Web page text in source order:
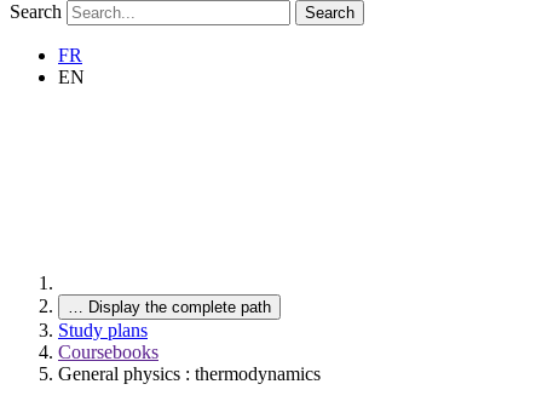
Search Search
FR
EN
… Display the complete path
Study plans
Coursebooks
General physics : thermodynamics